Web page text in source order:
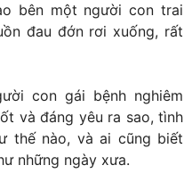
bên một người con trai
đau đớn rơi xuống, rất
con gái bệnh nghiêm
và đáng yêu ra sao, tình
thế nào, và ai cũng biết
những ngày xưa.